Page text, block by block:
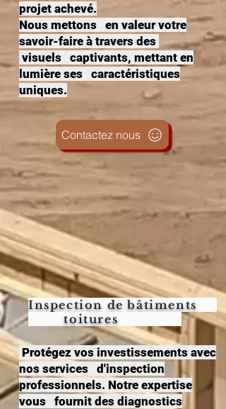
projet achevé.
Nous mettons en valeur votre
savoir-faire à travers des
visuels captivants, mettant en
lumière ses caractéristiques
uniques.
Contactez nous
Inspection de bâtiments
toitures
Protégez vos investissements avec
nos services d'inspection
professionnels. Notre expertise
vous fournit des diagnostics